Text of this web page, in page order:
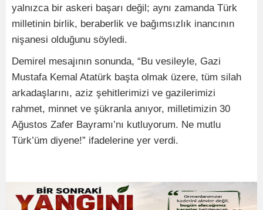
yalnızca bir askeri başarı değil; aynı zamanda Türk
milletinin birlik, beraberlik ve bağımsızlık inancının
nişanesi olduğunu söyledi.
Demirel mesajının sonunda, “Bu vesileyle, Gazi
Mustafa Kemal Atatürk başta olmak üzere, tüm silah
arkadaşlarını, aziz şehitlerimizi ve gazilerimizi
rahmet, minnet ve şükranla anıyor, milletimizin 30
Ağustos Zafer Bayramı’nı kutluyorum. Ne mutlu
Türk’üm diyene!” ifadelerine yer verdi.